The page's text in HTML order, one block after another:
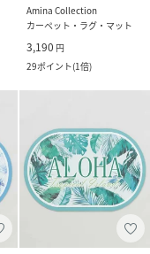
Amina Collection
カーペット・ラグ・マット
3,190 円
29ポイント(1倍)